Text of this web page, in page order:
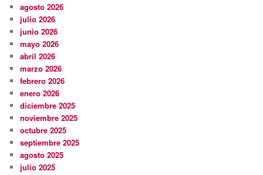
agosto 2026
julio 2026
junio 2026
mayo 2026
abril 2026
marzo 2026
febrero 2026
enero 2026
diciembre 2025
noviembre 2025
octubre 2025
septiembre 2025
agosto 2025
julio 2025